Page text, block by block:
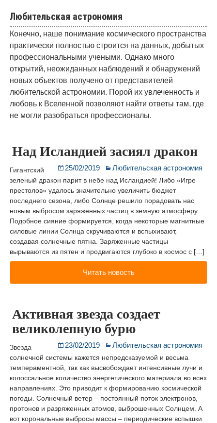
Любительская астрономия
Конечно, наше понимание космического пространства
практически полностью строится на данных, добытых
профессиональными учеными. Однако много
открытий, неожиданных наблюдений и обнаружений
новых объектов получено от представителей
любительской астрономии. Порой их увлеченность и
любовь к Вселенной позволяют найти ответы там, где
не могли разобраться профессионалы.
Над Исландией засиял дракон
25/02/2019 Любительская астрономия
Гигантский
зеленый дракон парит в небе над Исландией! Либо «Игре
престолов» удалось значительно увеличить бюджет
последнего сезона, либо Солнце решило порадовать нас
новым выбросом заряженных частиц в земную атмосферу.
Подобное сияние формируется, когда некоторые магнитные
силовые линии Солнца скручиваются и вспыхивают,
создавая солнечные пятна. Заряженные частицы
вырываются из пятен и продвигаются глубоко в космос с […]
Читать новость
Активная звезда создает
великолепную бурю
23/02/2019 Любительская астрономия
Звезда
солнечной системы кажется непредсказуемой и весьма
темпераментной, так как высвобождает интенсивные лучи и
колоссальное количество энергетического материала во всех
направлениях. Это приводит к формированию космической
погоды. Солнечный ветер – постоянный поток электронов,
протонов и разряженных атомов, выброшенных Солнцем. А
вот корональные выбросы массы – периодические вспышки